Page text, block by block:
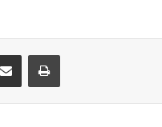
Teile per E-Mail Drucken